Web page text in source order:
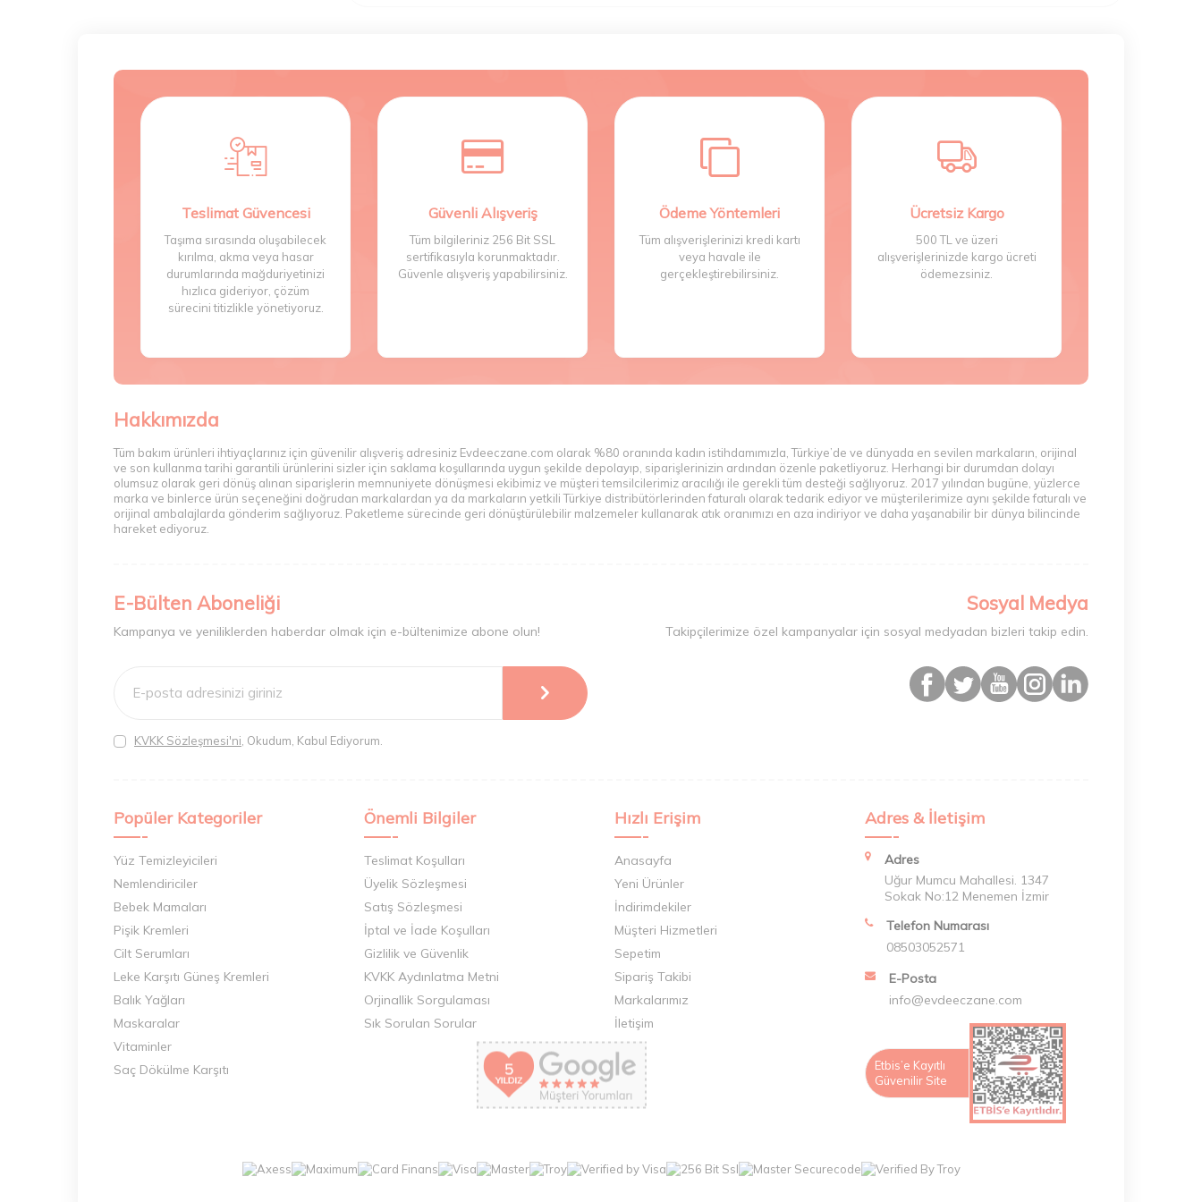
Teslimat Güvencesi
Taşıma sırasında oluşabilecek
kırılma, akma veya hasar
durumlarında mağduriyetinizi
hızlıca gideriyor, çözüm
sürecini titizlikle yönetiyoruz.
Güvenli Alışveriş
Tüm bilgileriniz 256 Bit SSL
sertifikasıyla korunmaktadır.
Güvenle alışveriş yapabilirsiniz.
Ödeme Yöntemleri
Tüm alışverişlerinizi kredi kartı
veya havale ile
gerçekleştirebilirsiniz.
Ücretsiz Kargo
500 TL ve üzeri
alışverişlerinizde kargo ücreti
ödemezsiniz.
Hakkımızda
Tüm bakım ürünleri ihtiyaçlarınız için güvenilir alışveriş adresiniz Evdeeczane.com olarak %80 oranında kadın istihdamımızla, Türkiye’de ve dünyada en sevilen markaların, orijinal
ve son kullanma tarihi garantili ürünlerini sizler için saklama koşullarında uygun şekilde depolayıp, siparişlerinizin ardından özenle paketliyoruz. Herhangi bir durumdan dolayı
olumsuz olarak geri dönüş alınan siparişlerin memnuniyete dönüşmesi ekibimiz ve müşteri temsilcilerimiz aracılığı ile gerekli tüm desteği sağlıyoruz. 2017 yılından bugüne, yüzlerce
marka ve binlerce ürün seçeneğini doğrudan markalardan ya da markaların yetkili Türkiye distribütörlerinden faturalı olarak tedarik ediyor ve müşterilerimize aynı şekilde faturalı ve
orijinal ambalajlarda gönderim sağlıyoruz. Paketleme sürecinde geri dönüştürülebilir malzemeler kullanarak atık oranımızı en aza indiriyor ve daha yaşanabilir bir dünya bilincinde
hareket ediyoruz.
E-Bülten Aboneliği
Kampanya ve yeniliklerden haberdar olmak için e-bültenimize abone olun!
KVKK Sözleşmesi'ni , Okudum, Kabul Ediyorum.
Sosyal Medya
Takipçilerimize özel kampanyalar için sosyal medyadan bizleri takip edin.
Popüler Kategoriler
Yüz Temizleyicileri
Nemlendiriciler
Bebek Mamaları
Pişik Kremleri
Cilt Serumları
Leke Karşıtı Güneş Kremleri
Balık Yağları
Maskaralar
Vitaminler
Saç Dökülme Karşıtı
Önemli Bilgiler
Teslimat Koşulları
Üyelik Sözleşmesi
Satış Sözleşmesi
İptal ve İade Koşulları
Gizlilik ve Güvenlik
KVKK Aydınlatma Metni
Orjinallik Sorgulaması
Sık Sorulan Sorular
Hızlı Erişim
Anasayfa
Yeni Ürünler
İndirimdekiler
Müşteri Hizmetleri
Sepetim
Sipariş Takibi
Markalarımız
İletişim
Adres & İletişim
Adres
Uğur Mumcu Mahallesi. 1347
Sokak No:12 Menemen İzmir
Telefon Numarası
08503052571
E-Posta
info@evdeeczane.com
Etbis’e Kayıtlı
Güvenilir Site